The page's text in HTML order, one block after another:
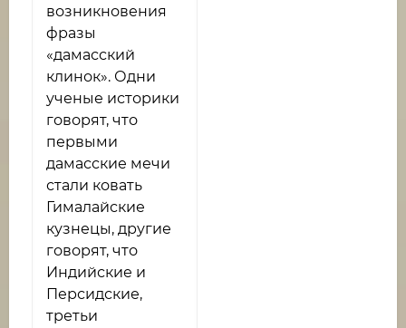
возникновения
фразы
«дамасский
клинок». Одни
ученые историки
говорят, что
первыми
дамасские мечи
стали ковать
Гималайские
кузнецы, другие
говорят, что
Индийские и
Персидские,
третьи